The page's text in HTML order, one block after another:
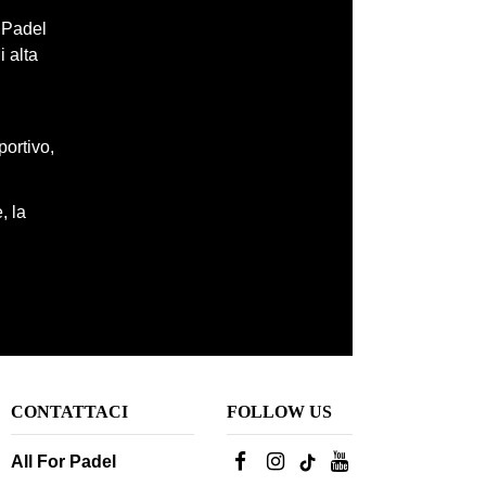
alta
la
CONTATTACI
All For Padel
FOLLOW US